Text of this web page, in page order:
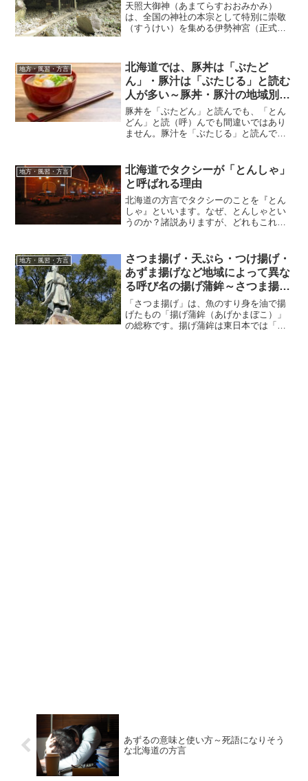
天照大御神（あまてらすおおみかみ）
は、全国の神社の本宗として特別に崇敬
（すうけい）を集める伊勢神宮（正式な
社庁札幌支部包括下にある、札幌市内の
神社数は41社、札幌市近郊...
地方・風習・方言
北海道では、豚丼は「ぶたど
ん」・豚汁は「ぶたじる」と読む
人が多い～豚丼・豚汁の地域別の
読み方
豚丼を「ぶたどん」と読んでも、「とん
どん」と読（呼）んでも間違いではあり
ません。豚汁を「ぶたじる」と読んで
て違うようです。「ぶたどん」「ぶたじ
る」は、”訓読み＋訓読み”...
地方・風習・方言
北海道でタクシーが「とんしゃ」
と呼ばれる理由
北海道の方言でタクシーのことを『とん
しゃ』といいます。なぜ、とんしゃとい
うのか？諸説ありますが、どれもこれも
別しません。タクシーもハイヤーも『と
んしゃ』と呼びます。私の...
地方・風習・方言
さつま揚げ・天ぷら・つけ揚げ・
あずま揚げなど地域によって異な
る呼び名の揚げ蒲鉾～さつま揚
げ・天ぷらのルーツとは
「さつま揚げ」は、魚のすり身を油で揚
げたもの「揚げ蒲鉾（あげかまぼこ）」
の総称です。揚げ蒲鉾は東日本では「さ
あずるの意味と使い方～死語になりそう
な北海道の方言